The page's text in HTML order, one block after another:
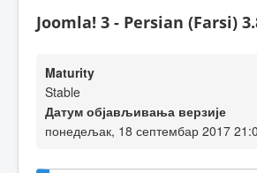
Joomla! 3 - Persian (Farsi)
Maturity
Stable
Датум објављивања верзије
понедељак, 18 септембар 2017